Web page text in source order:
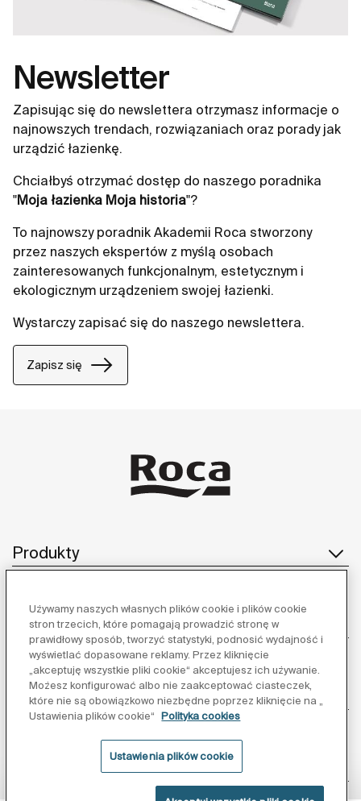
Newsletter
Zapisując się do newslettera otrzymasz informacje o
najnowszych trendach, rozwiązaniach oraz porady jak
urządzić łazienkę.
Chciałbyś otrzymać dostęp do naszego poradnika
"Moja łazienka Moja historia"?
To najnowszy poradnik Akademii Roca stworzony
przez naszych ekspertów z myślą osobach
zainteresowanych funkcjonalnym, estetycznym i
ekologicznym urządzeniem swojej łazienki.
Wystarczy zapisać się do naszego newslettera.
Zapisz się
Produkty
Obsługa klienta
O nas
Używamy naszych własnych plików cookie i plików cookie
stron trzecich, które pomagają prowadzić stronę w
prawidłowy sposób, tworzyć statystyki, podnosić wydajność i
wyświetlać dopasowane reklamy. Przez kliknięcie
„akceptuję wszystkie pliki cookie“ akceptujesz ich używanie.
Możesz konfigurować albo nie zaakceptować ciasteczek,
które nie są obowiązkowo niezbędne poprzez kliknięcie na „
Ustawienia plików cookie“
Polityka cookies
Ustawienia plików cookie